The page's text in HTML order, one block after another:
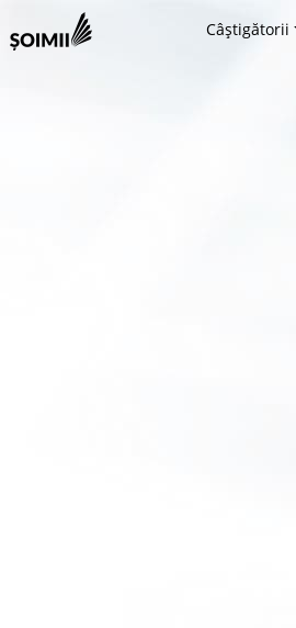
Câștigătorii